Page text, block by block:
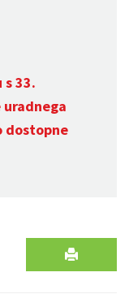
s 33.
dostopne